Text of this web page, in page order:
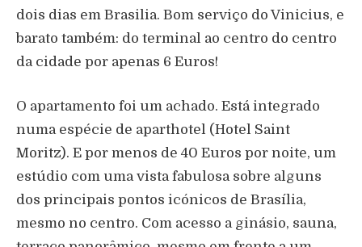
dois dias em Brasilia. Bom serviço do Vinicius, e
barato também: do terminal ao centro do centro
da cidade por apenas 6 Euros!
O apartamento foi um achado. Está integrado
numa espécie de aparthotel (Hotel Saint
Moritz). E por menos de 40 Euros por noite, um
estúdio com uma vista fabulosa sobre alguns
dos principais pontos icónicos de Brasília,
mesmo no centro. Com acesso a ginásio, sauna,